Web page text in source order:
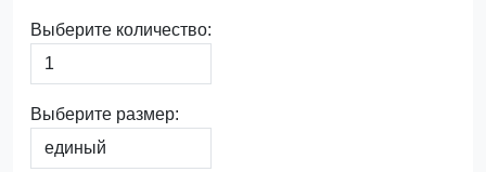
Выберите количество:
Выберите размер: